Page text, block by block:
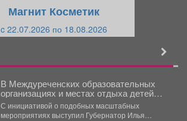
Магнит Косметик
c 22.07.2026 по 18.08.2026
В Междуреченских образовательных
организациях и местах отдыха детей
проходят уроки по оказанию первой
доврачебной помощи.
С инициативой о подобных масштабных
мероприятиях выступил Губернатор Илья